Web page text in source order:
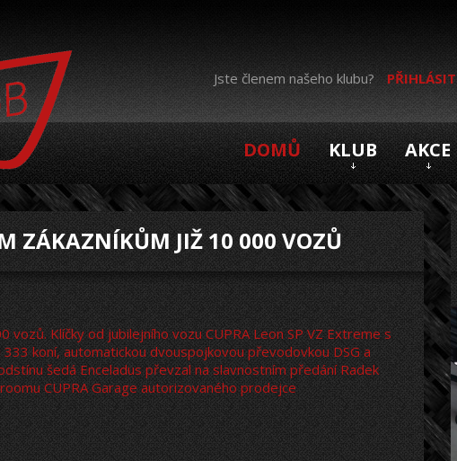
Jste členem našeho klubu? PŘIHLÁSIT
DOMŮ KLUB AKCE
ZÁKAZNÍKŮM JIŽ 10 000 VOZŮ
vozů. Klíčky od jubilejního vozu CUPRA Leon SP VZ Extreme s
koní, automatickou dvouspojkovou převodovkou DSG a
šedá Enceladus převzal na slavnostním předání Radek
CUPRA Garage autorizovaného prodejce